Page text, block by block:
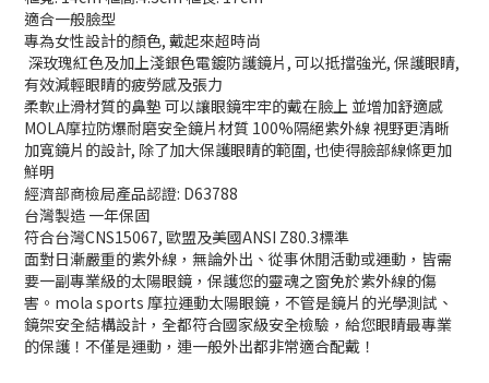
適合一般臉型
專為女性設計的顏色, 戴起來超時尚
深玫瑰紅色及加上淺銀色電鍍防護鏡片, 可以抵擋強光, 保護眼睛,
有效減輕眼睛的疲勞感及張力
柔軟止滑材質的鼻墊 可以讓眼鏡牢牢的戴在臉上 並增加舒適感
MOLA摩拉防爆耐磨安全鏡片材質 100%隔絕紫外線 視野更清晰
加寬鏡片的設計, 除了加大保護眼睛的範圍, 也使得臉部線條更加
鮮明
經濟部商檢局產品認證: D63788
台灣製造 一年保固
符合台灣CNS15067, 歐盟及美國ANSI Z80.3標準
面對日漸嚴重的紫外線，無論外出、從事休閒活動或運動，皆需
要一副專業級的太陽眼鏡，保護您的靈魂之窗免於紫外線的傷
害。mola sports 摩拉運動太陽眼鏡，不管是鏡片的光學測試、
鏡架安全結構設計，全都符合國家級安全檢驗，給您眼睛最專業
的保護！不僅是運動，連一般外出都非常適合配戴！